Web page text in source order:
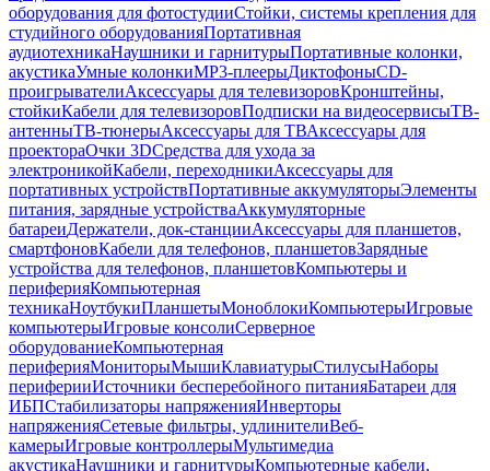
оборудования для фотостудииСтойки, системы крепления для
студийного оборудованияПортативная
аудиотехникаНаушники и гарнитурыПортативные колонки,
акустикаУмные колонкиMP3-плеерыДиктофоныCD-
проигрывателиАксессуары для телевизоровКронштейны,
стойкиКабели для телевизоровПодписки на видеосервисыТВ-
антенныТВ-тюнерыАксессуары для ТВАксессуары для
проектораОчки 3DСредства для ухода за
электроникойКабели, переходникиАксессуары для
портативных устройствПортативные аккумуляторыЭлементы
питания, зарядные устройстваАккумуляторные
батареиДержатели, док-станцииАксессуары для планшетов,
смартфоновКабели для телефонов, планшетовЗарядные
устройства для телефонов, планшетовКомпьютеры и
периферияКомпьютерная
техникаНоутбукиПланшетыМоноблокиКомпьютерыИгровые
компьютерыИгровые консолиСерверное
оборудованиеКомпьютерная
периферияМониторыМышиКлавиатурыСтилусыНаборы
периферииИсточники бесперебойного питанияБатареи для
ИБПСтабилизаторы напряженияИнверторы
напряженияСетевые фильтры, удлинителиВеб-
камерыИгровые контроллерыМультимедиа
акустикаНаушники и гарнитурыКомпьютерные кабели,